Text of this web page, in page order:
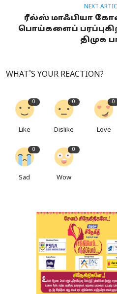
NEXT
ரீல்ஸ் மாஃபியா
பொய்களைப்
திமுக
WHAT'S YOUR REACTION?
0
Like
0
Dislike
0
Love
0
Sad
0
Wow